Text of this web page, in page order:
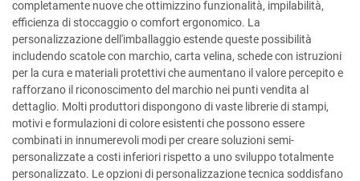
completamente nuove che ottimizzino funzionalità, impilabilità,
efficienza di stoccaggio o comfort ergonomico. La
personalizzazione dell'imballaggio estende queste possibilità
includendo scatole con marchio, carta velina, schede con istruzioni
per la cura e materiali protettivi che aumentano il valore percepito e
rafforzano il riconoscimento del marchio nei punti vendita al
dettaglio. Molti produttori dispongono di vaste librerie di stampi,
motivi e formulazioni di colore esistenti che possono essere
combinati in innumerevoli modi per creare soluzioni semi-
personalizzate a costi inferiori rispetto a uno sviluppo totalmente
personalizzato. Le opzioni di personalizzazione tecnica soddisfano